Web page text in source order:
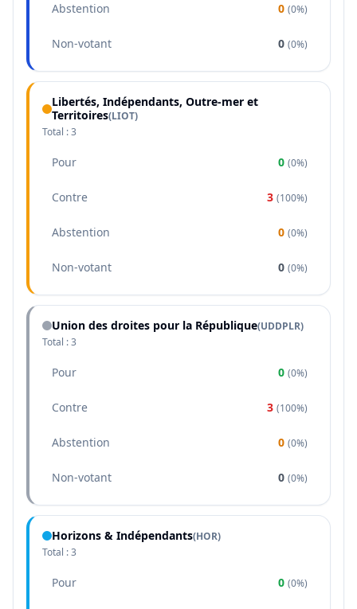
Abstention 0 (0%)
Non-votant 0 (0%)
Libertés, Indépendants, Outre-mer et
Territoires(LIOT)
Total :3
Pour 0 (0%)
Contre 3 (100%)
Abstention 0 (0%)
Non-votant 0 (0%)
Union des droites pour la République(UDDPLR)
Total :3
Pour 0 (0%)
Contre 3 (100%)
Abstention 0 (0%)
Non-votant 0 (0%)
Horizons & Indépendants(HOR)
Total :3
Pour 0 (0%)